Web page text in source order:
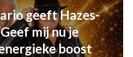
geeft Hazes-
mij nu je
boost